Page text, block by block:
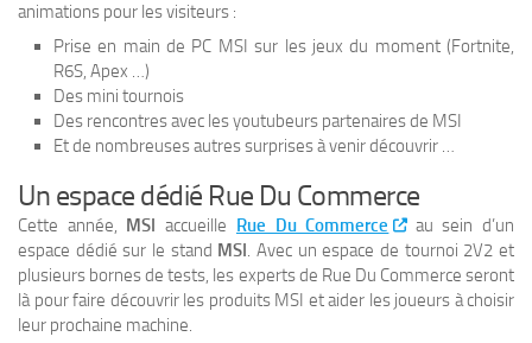
animations pour les visiteurs :
Prise en main de PC MSI sur les jeux du moment (Fortnite,
R6S, Apex …)
Des mini tournois
Des rencontres avec les youtubeurs partenaires de MSI
Et de nombreuses autres surprises à venir découvrir …
Un espace dédié Rue Du Commerce
Cette année, MSI accueille Rue Du Commerce
au sein d’un
espace dédié sur le stand MSI. Avec un espace de tournoi 2V2 et
plusieurs bornes de tests, les experts de Rue Du Commerce seront
là pour faire découvrir les produits MSI et aider les joueurs à choisir
leur prochaine machine.